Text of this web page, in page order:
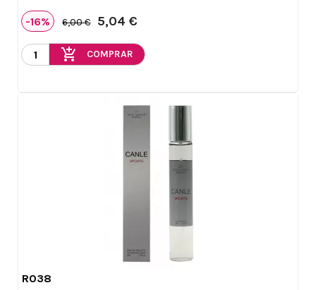
-16% 6,00 € 5,04 €
add_shopping_cart COMPRAR
R038